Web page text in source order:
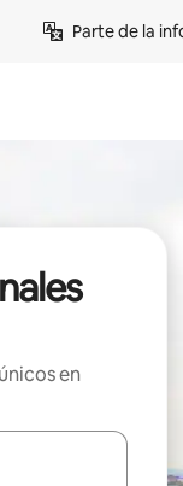
Parte de la
en
navega con las